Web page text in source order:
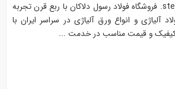
spk - فولاد سرد کار - steel. فروشگاه فولاد رسول دلاکان با ربع قرن تجربه
آلیاژی و انواع ورق آلیاژی در سراسر ایران با
و کیفیک و قیمت مناسب در خدمت ...